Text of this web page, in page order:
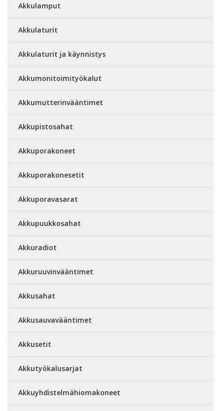
Akkulamput
Akkulaturit
Akkulaturit ja käynnistys
Akkumonitoimityökalut
Akkumutterinvääntimet
Akkupistosahat
Akkuporakoneet
Akkuporakonesetit
Akkuporavasarat
Akkupuukkosahat
Akkuradiot
Akkuruuvinvääntimet
Akkusahat
Akkusauvavääntimet
Akkusetit
Akkutyökalusarjat
Akkuyhdistelmähiomakoneet